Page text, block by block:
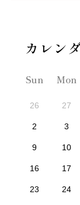
Sun Mon
26 27
2 3
9 10
16 17
23 24